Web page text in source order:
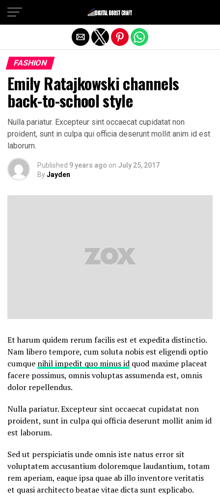
FASHION
Emily Ratajkowski channels
back-to-school style
Nulla pariatur. Excepteur sint occaecat cupidatat non
proident, sunt in culpa qui officia deserunt mollit anim id est
laborum.
Published 9 years ago on July 25, 2017
ByJayden
Et harum quidem rerum facilis est et expedita distinctio.
Nam libero tempore, cum soluta nobis est eligendi optio
cumque nihil impedit quo minus id quod maxime placeat
facere possimus, omnis voluptas assumenda est, omnis
dolor repellendus.
Nulla pariatur. Excepteur sint occaecat cupidatat non
proident, sunt in culpa qui officia deserunt mollit anim id
est laborum.
Sed ut perspiciatis unde omnis iste natus error sit
voluptatem accusantium doloremque laudantium, totam
rem aperiam, eaque ipsa quae ab illo inventore veritatis
et quasi architecto beatae vitae dicta sunt explicabo.
Exit mobile version